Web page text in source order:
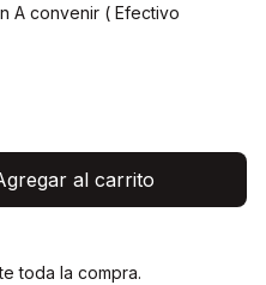
A convenir ( Efectivo
toda la compra.